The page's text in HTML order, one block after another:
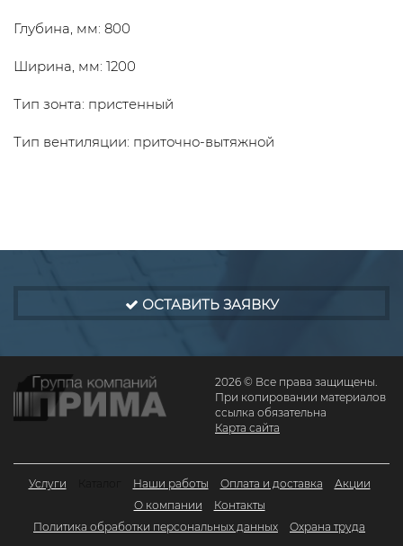
Глубина, мм: 800
Ширина, мм: 1200
Тип зонта: пристенный
Тип вентиляции: приточно-вытяжной
ОСТАВИТЬ ЗАЯВКУ
2026 © Все права защищены.
При копировании материалов
ссылка обязательна
Карта сайта
Услуги Наши работы Оплата и доставка
Акции
О компании
Контакты
Политика обработки персональных данных
Охрана труда